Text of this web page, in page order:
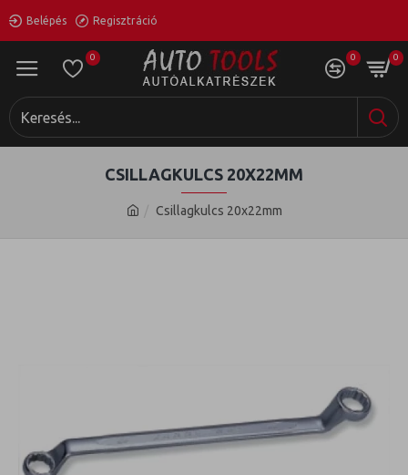
Belépés Regisztráció
0 0 0
Csillagkulcs 20x22mm
CSILLAGKULCS 20X22MM